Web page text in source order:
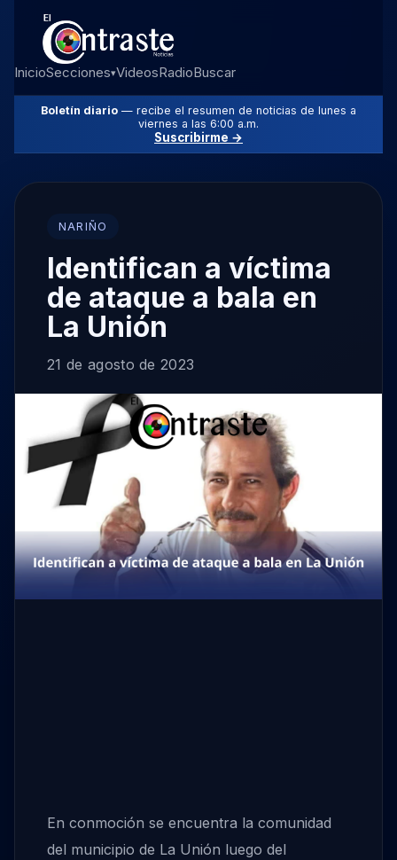
InicioSecciones▾VideosRadioBuscar
Boletín diario — recibe el resumen de noticias de lunes a
viernes a las 6:00 a.m.
Suscribirme →
NARIÑO
Identifican a víctima
de ataque a bala en
La Unión
21 de agosto de 2023
En conmoción se encuentra la comunidad
del municipio de La Unión luego del